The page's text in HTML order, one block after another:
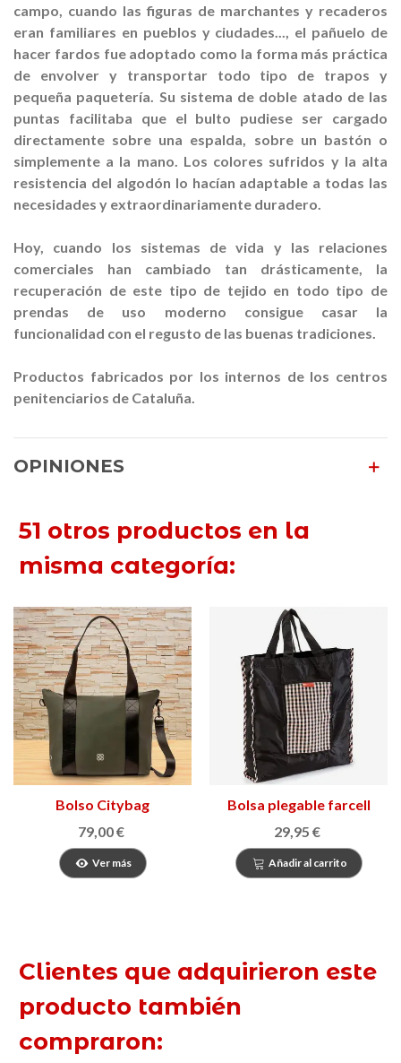
campo, cuando las figuras de marchantes y recaderos
eran familiares en pueblos y ciudades..., el pañuelo de
hacer fardos fue adoptado como la forma más práctica
de envolver y transportar todo tipo de trapos y
pequeña paquetería. Su sistema de doble atado de las
puntas facilitaba que el bulto pudiese ser cargado
directamente sobre una espalda, sobre un bastón o
simplemente a la mano. Los colores sufridos y la alta
resistencia del algodón lo hacían adaptable a todas las
necesidades y extraordinariamente duradero.
Hoy, cuando los sistemas de vida y las relaciones
comerciales han cambiado tan drásticamente, la
recuperación de este tipo de tejido en todo tipo de
prendas de uso moderno consigue casar la
funcionalidad con el regusto de las buenas tradiciones.
Productos fabricados por los internos de los centros
penitenciarios de Cataluña.
OPINIONES
51 otros productos en la
misma categoría:
Bolso Citybag
79,00 €
Ver más
Bolsa plegable farcell
29,95 €
Añadir al carrito
Clientes que adquirieron este
producto también
compraron: